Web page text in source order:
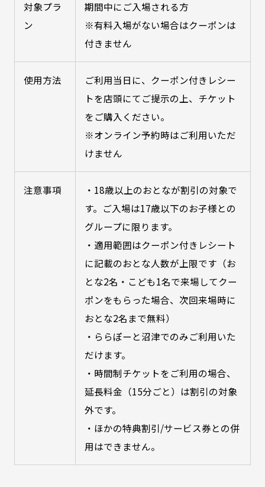
対象プラ
ン
期間中にご入場される方
※有料入場がない場合はクーポンは
付きません
使用方法
ご利用当日に、クーポン付きレシー
トを店頭にてご提示の上、チケット
をご購入ください。
※オンライン予約時はご利用いただ
けません
注意事項
・18歳以上のおとなが割引の対象で
す。ご入場は17歳以下のお子様との
グループに限ります。
・適用範囲はクーポン付きレシート
に記載のおとな人数が上限です（お
とな2名・こども1名で来場してクー
ポンをもらった場合、次回来場時に
おとな2名まで無料）
・ららぽーと沼津でのみご利用いた
だけます。
・時間制チケットをご利用の場合、
延長料金（15分ごと）は割引の対象
外です。
・ほかの特典割引/サービス券との併
用はできません。